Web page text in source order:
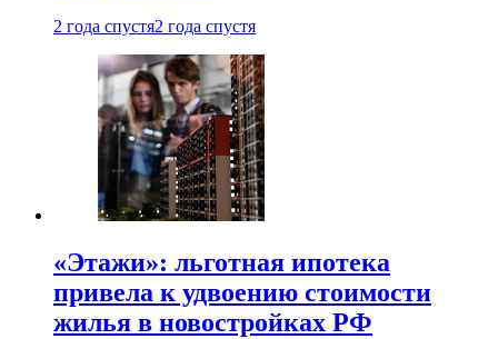
2 года спустя2 года спустя
«Этажи»: льготная ипотека
привела к удвоению стоимости
жилья в новостройках РФ